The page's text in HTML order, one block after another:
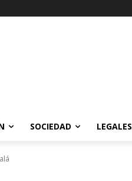
SOCIEDAD LEGALES